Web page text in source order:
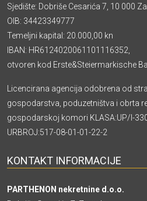
Sjedište: Dobriše Cesarića 7, 10 000
OIB: 34423349777
Temeljni kapital: 20.000,00 kn
IBAN: HR6124020061101116352,
otvoren kod Erste&Steiermarkische
Licencirana agencija odobrena od
gospodarstva, poduzetništva i obrta
gospodarskoj komori KLASA:UP/I-
URBROJ:517-08-01-01-22-2
KONTAKT INFORMACIJE
PARTHENON nekretnine d.o.o.